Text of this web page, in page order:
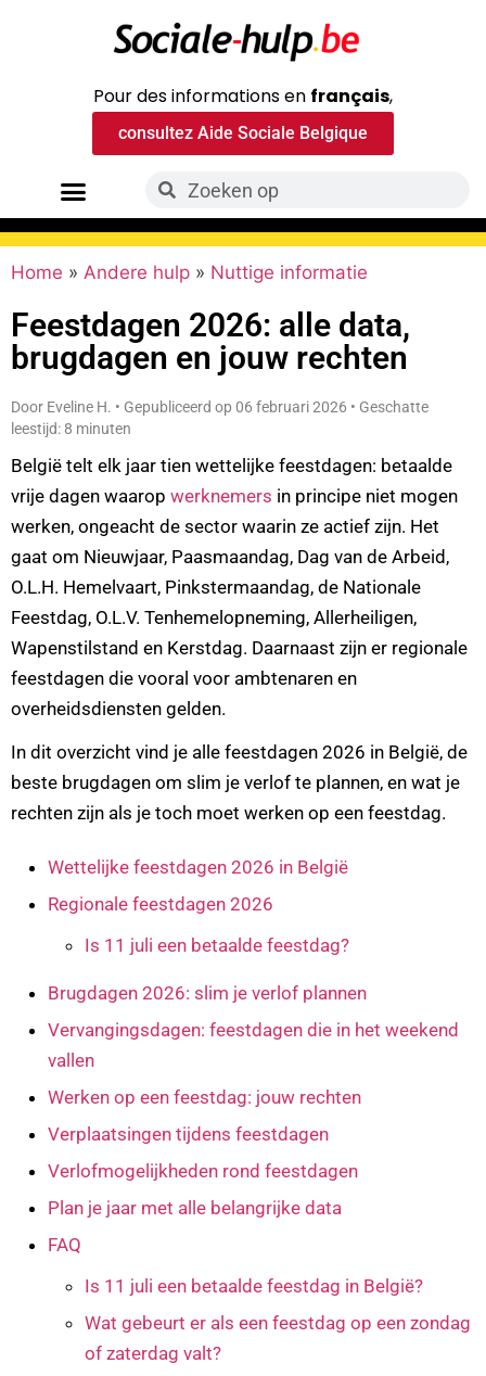
Pour des informations en français,
consultez Aide Sociale Belgique
Home » Andere hulp » Nuttige informatie
Feestdagen 2026: alle data,
brugdagen en jouw rechten
Door Eveline H. • Gepubliceerd op 06 februari 2026 • Geschatte
leestijd: 8 minuten
België telt elk jaar tien wettelijke feestdagen: betaalde
vrije dagen waarop werknemers in principe niet mogen
werken, ongeacht de sector waarin ze actief zijn. Het
gaat om Nieuwjaar, Paasmaandag, Dag van de Arbeid,
O.L.H. Hemelvaart, Pinkstermaandag, de Nationale
Feestdag, O.L.V. Tenhemelopneming, Allerheiligen,
Wapenstilstand en Kerstdag. Daarnaast zijn er regionale
feestdagen die vooral voor ambtenaren en
overheidsdiensten gelden.
In dit overzicht vind je alle feestdagen 2026 in België, de
beste brugdagen om slim je verlof te plannen, en wat je
rechten zijn als je toch moet werken op een feestdag.
Wettelijke feestdagen 2026 in België
Regionale feestdagen 2026
Is 11 juli een betaalde feestdag?
Brugdagen 2026: slim je verlof plannen
Vervangingsdagen: feestdagen die in het weekend
vallen
Werken op een feestdag: jouw rechten
Verplaatsingen tijdens feestdagen
Verlofmogelijkheden rond feestdagen
Plan je jaar met alle belangrijke data
FAQ
Is 11 juli een betaalde feestdag in België?
Wat gebeurt er als een feestdag op een zondag
of zaterdag valt?